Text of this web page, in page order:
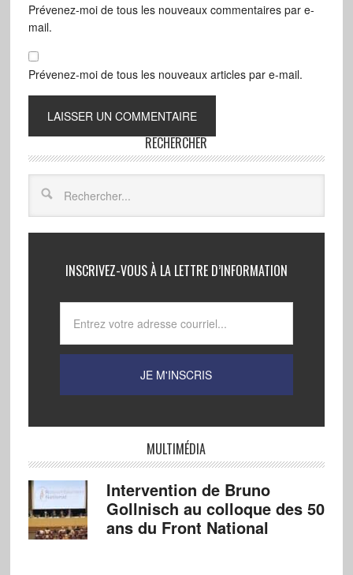
Prévenez-moi de tous les nouveaux commentaires par e-
mail.
Prévenez-moi de tous les nouveaux articles par e-mail.
RECHERCHER
INSCRIVEZ-VOUS À LA LETTRE D’INFORMATION
MULTIMÉDIA
Intervention de Bruno
Gollnisch au colloque des 50
ans du Front National